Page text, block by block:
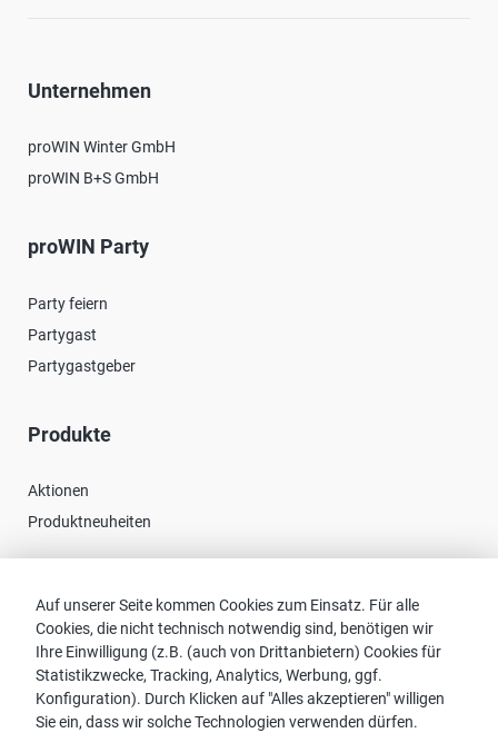
Auf unserer Seite kommen Cookies zum Einsatz. Für alle
Cookies, die nicht technisch notwendig sind, benötigen wir
Ihre Einwilligung (z.B. (auch von Drittanbietern) Cookies für
Statistikzwecke, Tracking, Analytics, Werbung, ggf.
Konfiguration). Durch Klicken auf "Alles akzeptieren" willigen
Sie ein, dass wir solche Technologien verwenden dürfen.
Unternehmen
proWIN Winter GmbH
proWIN B+S GmbH
proWIN Party
Party feiern
Partygast
Partygastgeber
Produkte
Aktionen
Produktneuheiten
Vertriebspartnersuche
Kontakt zu proWIN
Service-FAQ